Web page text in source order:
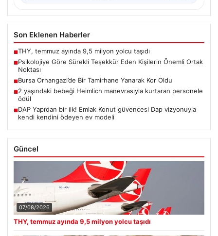
Son Eklenen Haberler
■THY, temmuz ayında 9,5 milyon yolcu taşıdı
■Psikolojiye Göre Sürekli Teşekkür Eden Kişilerin Önemli Ortak
Noktası
■Bursa Orhangazi’de Bir Tamirhane Yanarak Kor Oldu
■2 yaşındaki bebeği Heimlich manevrasıyla kurtaran personele
ödül
■DAP Yapı’dan bir ilk! Emlak Konut güvencesi Dap vizyonuyla
kendi kendini ödeyen ev modeli
Güncel
07/08/2026
THY, temmuz ayında 9,5 milyon yolcu taşıdı